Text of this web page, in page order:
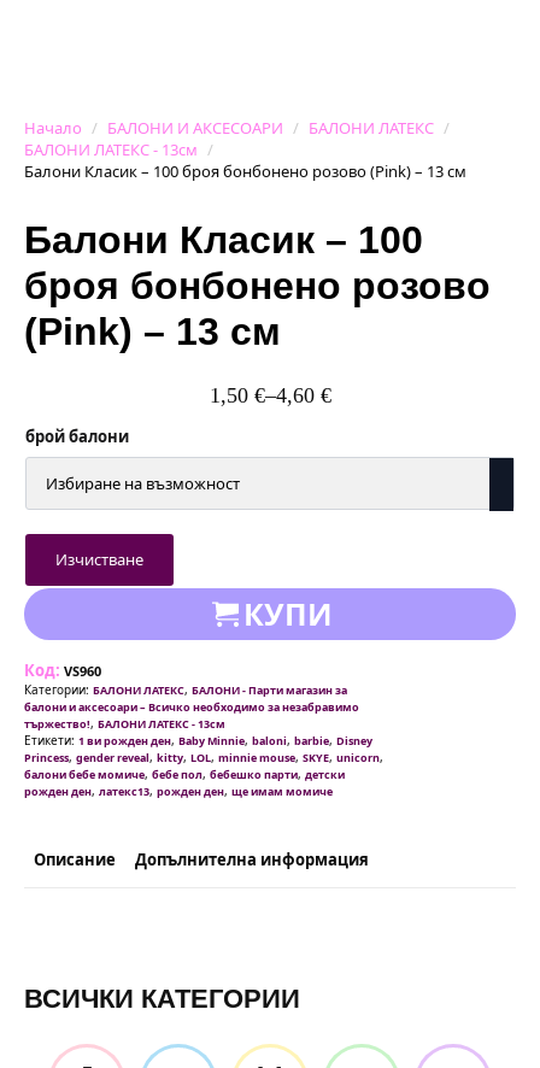
Начало БАЛОНИ И АКСЕСОАРИ
БАЛОНИ ЛАТЕКС
БАЛОНИ ЛАТЕКС - 13см
Балони Класик – 100 броя бонбонено розово (Pink) – 13 см
Балони Класик – 100
броя бонбонено розово
(Pink) – 13 см
1,50 €–4,60 €
Price
1,50 €
through
4,60 €
брой балони
Изчистване
КУПИ
Код: VS960
Категории: БАЛОНИ ЛАТЕКС, БАЛОНИ - Парти магазин за
балони и аксесоари – Всичко необходимо за незабравимо
тържество!, БАЛОНИ ЛАТЕКС - 13см
Етикети: 1 ви рожден ден, Baby Minnie, baloni, barbie, Disney
Princess, gender reveal, kitty, LOL, minnie mouse, SKYE, unicorn,
балони бебе момиче, бебе пол, бебешко парти, детски
рожден ден, латекс13, рожден ден, ще имам момиче
Описание Допълнителна информация
ВСИЧКИ КАТЕГОРИИ